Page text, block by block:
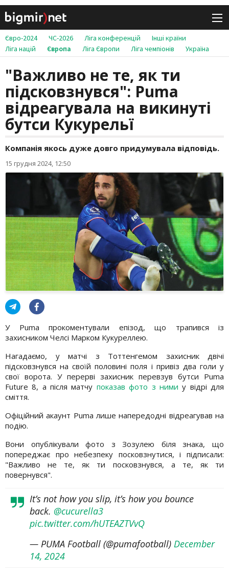
Євро-2024 ЧС-2026 Ліга конференцій
Інші країни
Ліга націй
Європа Ліга Європи Ліга чемпіонів Україна
"Важливо не те, як ти
підсковзнувся": Puma
відреагувала на викинуті
бутси Кукурельї
Компанія якось дуже довго придумувала відповідь.
15 грудня 2024, 12:50
У Puma прокоментували епізод, що трапився із
захисником Челсі Марком Кукуреллею.
Нагадаємо, у матчі з Тоттенгемом захисник двічі
підсковзнувся на своїй половині поля і привіз два голи у
свої ворота. У перерві захисник перевзув бутси Puma
Future 8, а після матчу показав фото з нимиу відрі для
сміття.
Офіційний акаунт Puma лише напередодні відреагував на
подію.
Вони опублікували фото з Зозулею біля знака, що
попереджає про небезпеку посковзнутися, і підписали:
"Важливо не те, як ти посковзнувся, а те, як ти
повернувся".
It’s not how you slip, it’s how you bounce
back. @cucurella3
pic.twitter.com/hUTEAZTVvQ
— PUMA Football (@pumafootball) December
14, 2024